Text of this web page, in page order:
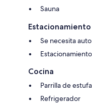
Sauna
Se necesita auto
Cocina
Parrilla de estufa
Refrigerador